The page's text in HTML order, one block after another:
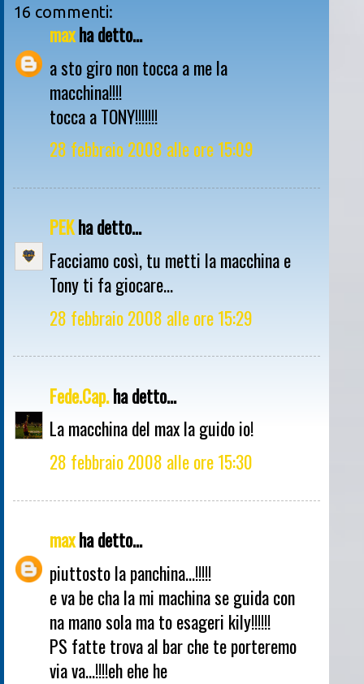
16 commenti:
maxha detto...
a sto giro non tocca a me la
macchina!!!!
tocca a TONY!!!!!!!
28 febbraio 2008 alle ore 15:09
PEKha detto...
Facciamo così, tu metti la macchina e
Tony ti fa giocare...
28 febbraio 2008 alle ore 15:29
Fede.Cap.ha detto...
La macchina del max la guido io!
28 febbraio 2008 alle ore 15:30
maxha detto...
piuttosto la panchina...!!!!!
e va be cha la mi machina se guida con
na mano sola ma to esageri kily!!!!!!
PS fatte trova al bar che te porteremo
via va...!!!!eh ehe he